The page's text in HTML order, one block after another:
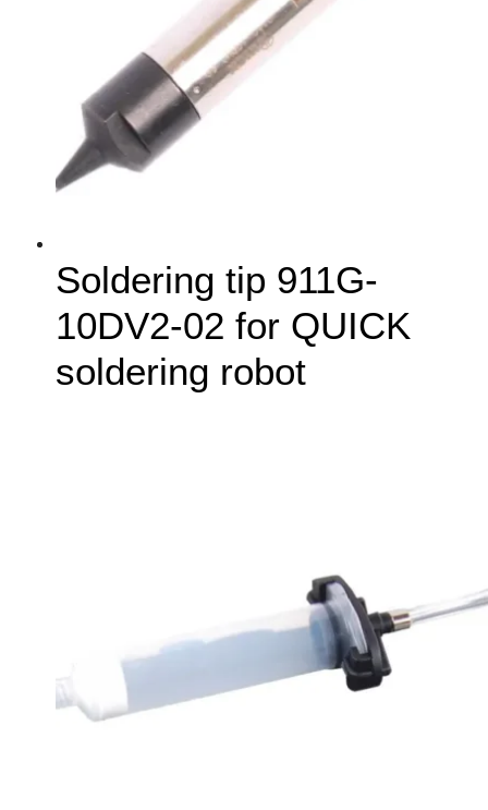
Soldering tip 911G-
10DV2-02 for QUICK
soldering robot